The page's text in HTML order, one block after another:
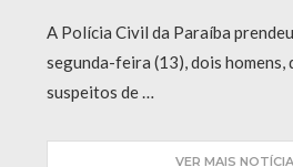
A Polícia Civil da Paraíba
segunda-feira (13), dois homens,
suspeitos de …
VER MAIS